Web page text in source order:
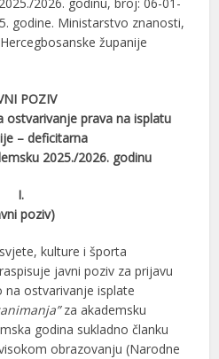
godine. Ministarstvo znanosti,
županije
POZIV
ostvarivanje prava na isplatu
– deficitarna
2025./2026. godinu
I.
poziv)
kulture i športa
javni poziv za prijavu
ostvarivanje isplate
za akademsku
godina sukladno članku
obrazovanju (Narodne